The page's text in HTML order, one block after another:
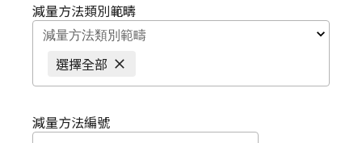
減量方法類別範疇
減量方法類別範疇
選擇全部
減量方法編號